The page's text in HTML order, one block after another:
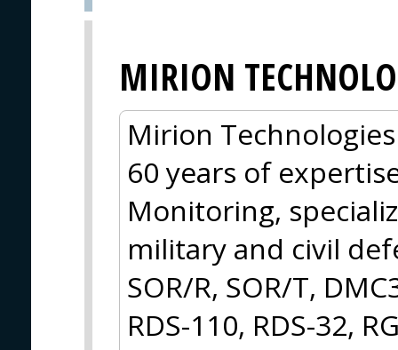
MIRION
Mirion
60 years of
Monitoring,
military and civil
SOR/R, SOR/T,
RDS-110, RDS-32,